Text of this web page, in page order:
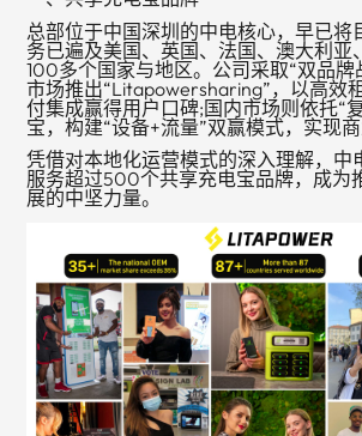
总部位于中国深圳的中电核心，早已将
务已遍及美国、英国、法国、澳大利亚
100多个国家与地区。公司采取“双品牌
市场推出“Litapowersharing”，以高效
付集成赢得用户口碑;国内市场则依托“
宝，构建“设备+流量”双赢模式，实现商
凭借对本地化运营模式的深入理解，中
服务超过500个共享充电宝品牌，成为
展的中坚力量。